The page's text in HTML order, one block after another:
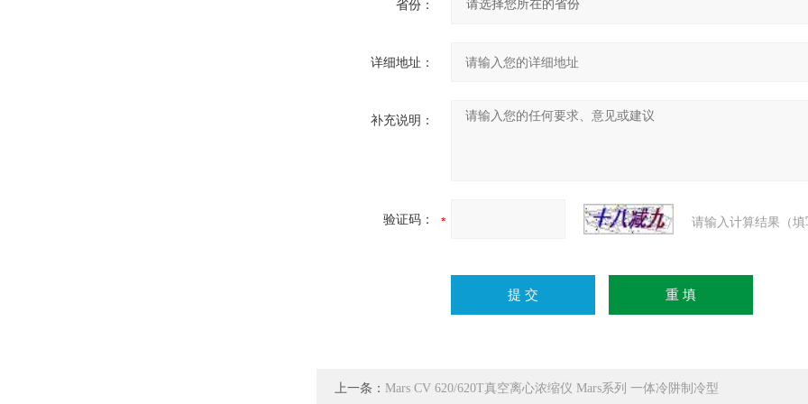
省份：
详细地址：
补充说明：
验证码： 请输入计算结果（
上一条： Mars CV 620/620T真空离心浓缩仪 Mars系列 一体冷阱制冷型